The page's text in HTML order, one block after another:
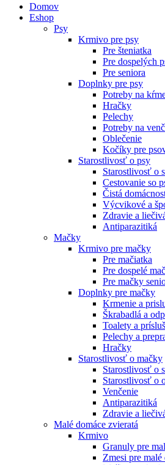
Domov
Eshop
Psy
Krmivo pre psy
Pre šteniatka
Pre dospelých
Pre seniora
Doplnky pre psy
Potreby na
Hračky
Pelechy
Potreby na
Oblečenie
Kočíky pre
Starostlivosť o psy
Starostlivosť o
Cestovanie so
Čistá
Výcvikové a
Zdravie a
Antiparazitiká
Mačky
Krmivo pre mačky
Pre mačiatka
Pre dospelé
Pre mačky
Doplnky pre mačky
Krmenie a
Škrabadlá a
Toalety а
Pelechy a
Hračky
Starostlivosť o mačky
Starostlivosť o
Starostlivosť o
Venčenie
Antiparazitiká
Zdravie a
Malé domáce zvieratá
Krmivo
Granuly pre
Zmesi pre malé